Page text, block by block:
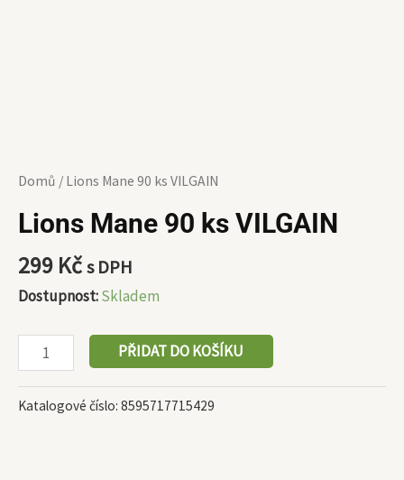
Domů / Lions Mane 90 ks VILGAIN
Lions Mane 90 ks VILGAIN
299 Kčs DPH
Dostupnost:Skladem
PŘIDAT DO KOŠÍKU
Katalogové číslo: 8595717715429